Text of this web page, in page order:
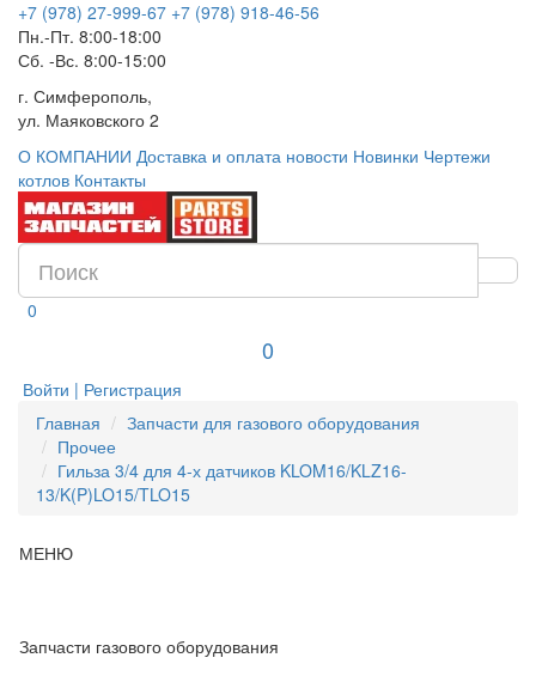
+7 (978) 27-999-67 +7 (978) 918-46-56
Пн.-Пт. 8:00-18:00
Сб. -Вс. 8:00-15:00
г. Симферополь,
ул. Маяковского 2
О КОМПАНИИ Доставка и оплата новости Новинки Чертежи
котлов Контакты
0
0
Войти | Регистрация
Главная
Запчасти для газового оборудования
Прочее
Гильза 3/4 для 4-х датчиков KLOM16/KLZ16-
13/K(P)LO15/TLO15
МЕНЮ
Запчасти газового оборудования